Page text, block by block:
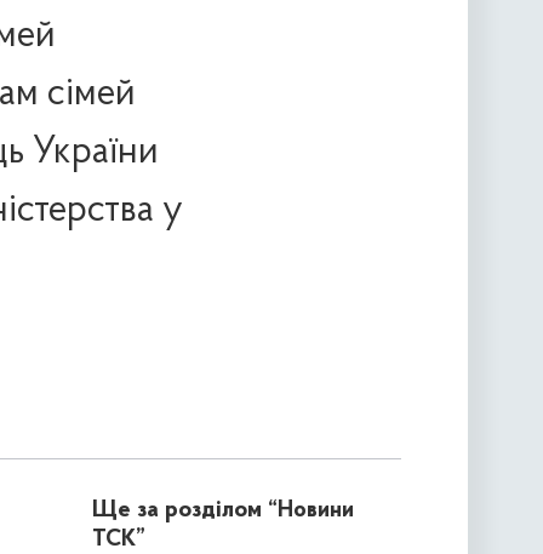
сімей
України
у
Ще за розділом “Новини
ТСК”